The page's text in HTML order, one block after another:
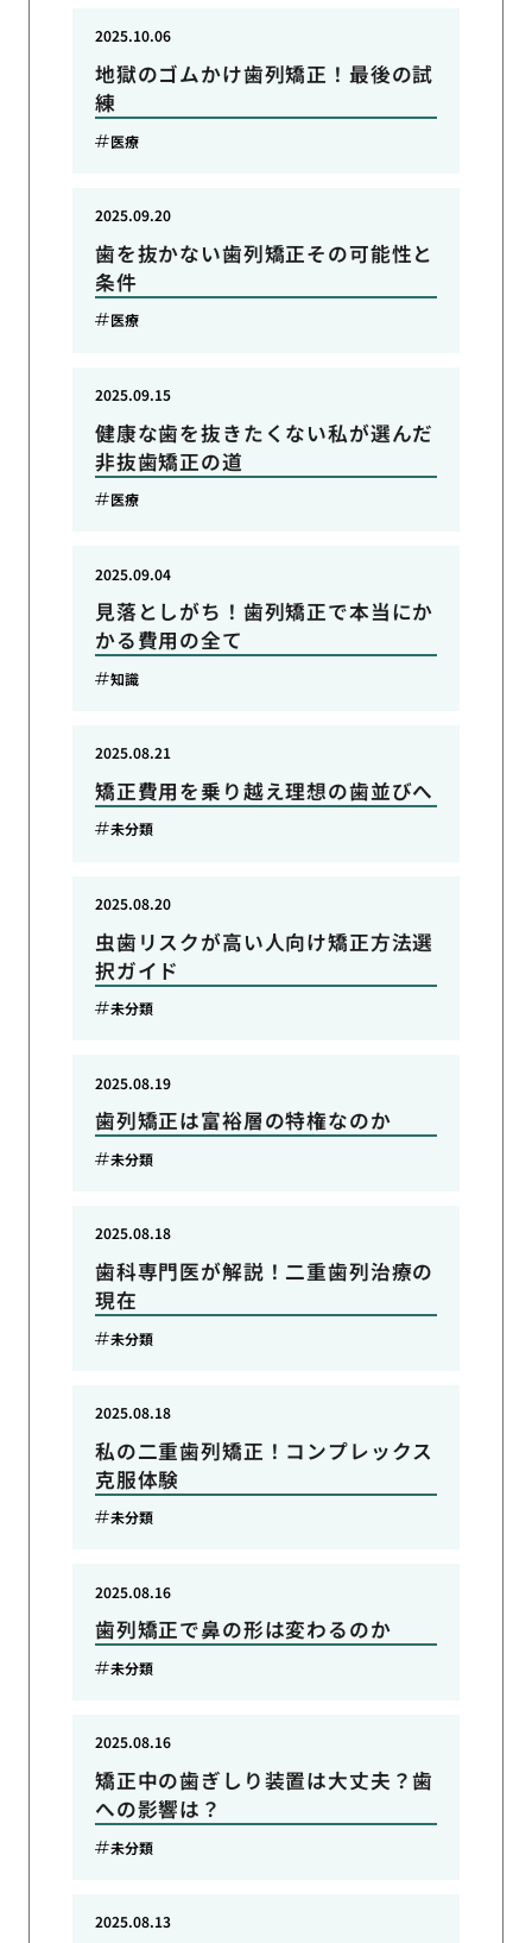
地獄のゴムかけ歯列矯正！最後の試
練
2025.10.06
医療
歯を抜かない歯列矯正その可能性と
条件
2025.09.20
医療
健康な歯を抜きたくない私が選んだ
非抜歯矯正の道
2025.09.15
医療
見落としがち！歯列矯正で本当にか
かる費用の全て
2025.09.04
知識
矯正費用を乗り越え理想の歯並びへ
2025.08.21
未分類
虫歯リスクが高い人向け矯正方法選
択ガイド
2025.08.20
未分類
歯列矯正は富裕層の特権なのか
2025.08.19
未分類
歯科専門医が解説！二重歯列治療の
現在
2025.08.18
未分類
私の二重歯列矯正！コンプレックス
克服体験
2025.08.18
未分類
歯列矯正で鼻の形は変わるのか
2025.08.16
未分類
矯正中の歯ぎしり装置は大丈夫？歯
への影響は？
2025.08.16
未分類
2025.08.13